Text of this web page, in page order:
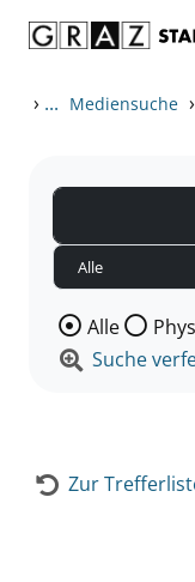
› ... Mediensuche ›
Wählen Sie
Alle
Suche
Zur